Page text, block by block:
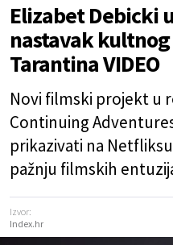
Elizabet Debicki
nastavak
Tarantina VIDEO
Novi filmski projekt u
Continuing
prikazivati na
pažnju filmskih
Izvor:
Index.hr